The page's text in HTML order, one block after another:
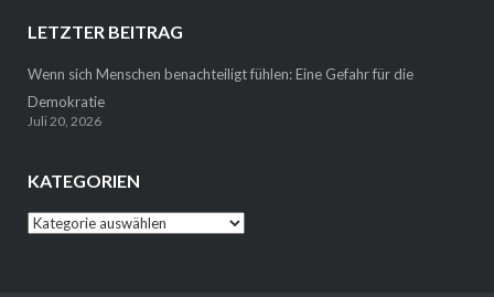
LETZTER BEITRAG
Wenn sich Menschen benachteiligt fühlen: Eine Gefahr für die
Demokratie
Juli 20, 2026
KATEGORIEN
Kategorien